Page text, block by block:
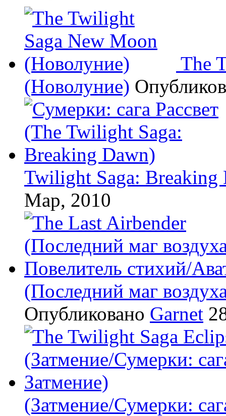
The
(Новолуние)
Twilight Saga: Breaking
Мар, 2010
(Последний маг
Опубликовано Garnet
(Затмение/Сумерки: